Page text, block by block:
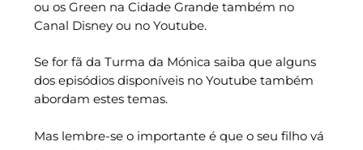
ou os Green na Cidade Grande também no
Canal Disney ou no Youtube.
Se for fã da Turma da Mónica saiba que alguns
dos episódios disponíveis no Youtube também
abordam estes temas.
Mas lembre-se o importante é que o seu filho vá